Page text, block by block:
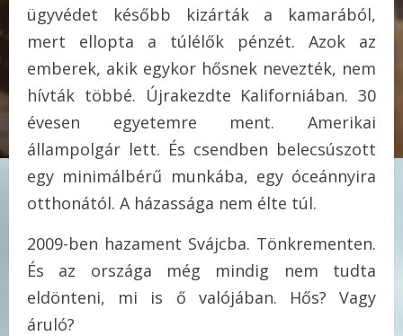
ügyvédet később kizárták a kamarából,
mert ellopta a túlélők pénzét. Azok az
emberek, akik egykor hősnek nevezték, nem
hívták többé. Újrakezdte Kaliforniában. 30
évesen egyetemre ment. Amerikai
állampolgár lett. És csendben belecsúszott
egy minimálbérű munkába, egy óceánnyira
otthonától. A házassága nem élte túl.
2009-ben hazament Svájcba. Tönkrementen.
És az országa még mindig nem tudta
eldönteni, mi is ő valójában. Hős? Vagy
áruló?